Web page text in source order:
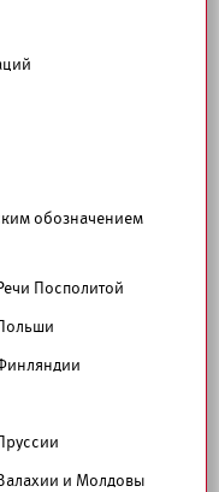
обозначением
Посполитой
и Молдовы